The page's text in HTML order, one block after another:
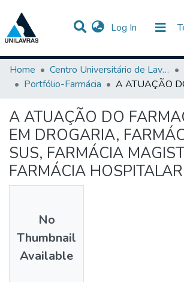
Log In (current)
Communities &
Statistics
All of DSpace
Home
Centro Universitário de Lavras-UNILAVRAS
Portfólio-Farmácia
A ATUAÇÃO DO
EM DROGARIA,
SUS, FARMÁCIA
FARMÁCIA HOSPITALAR
No
Thumbnail
Available